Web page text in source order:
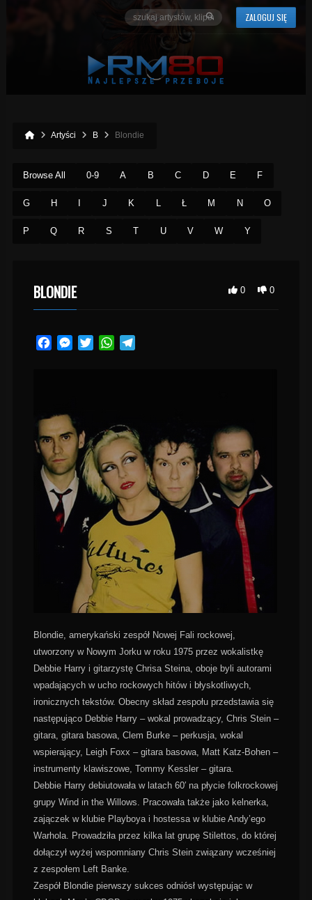
ZALOGUJ SIĘ
Artyści B Blondie
Browse All 0-9 A B C D E F
G H J K L Ł M N O
P Q R S T U V W Y
0 0
BLONDIE
FacebookMessenger
TwitterWhatsApp
Blondie, amerykański zespół Nowej Fali rockowej,
utworzony w Nowym Jorku w roku 1975 przez wokalistkę
Debbie Harry i gitarzystę Chrisa Steina, oboje byli autorami
wpadających w ucho rockowych hitów i błyskotliwych,
ironicznych tekstów. Obecny skład zespołu przedstawia się
następująco Debbie Harry – wokal prowadzący, Chris Stein –
gitara, gitara basowa, Clem Burke – perkusja, wokal
wspierający, Leigh Foxx – gitara basowa, Matt Katz-Bohen –
instrumenty klawiszowe, Tommy Kessler – gitara.
Debbie Harry debiutowała w latach 60′ na płycie folkrockowej
grupy Wind in the Willows. Pracowała także jako kelnerka,
zajączek w klubie Playboya i hostessa w klubie Andy’ego
Warhola. Prowadziła przez kilka lat grupę Stilettos, do której
dołączył wyżej wspomniany Chris Stein związany wcześniej
z zespołem Left Banke.
Zespół Blondie pierwszy sukces odniósł występując w